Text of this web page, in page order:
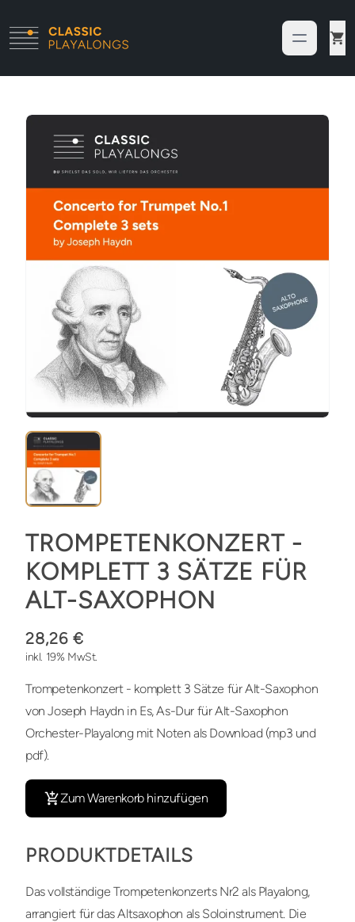
TROMPETENKONZERT -
KOMPLETT 3 SÄTZE FÜR
ALT-SAXOPHON
28,26 €
inkl. 19% MwSt.
Trompetenkonzert - komplett 3 Sätze für Alt-Saxophon
von Joseph Haydn in Es, As-Dur für Alt-Saxophon
Orchester-Playalong mit Noten als Download (mp3 und
pdf).
Zum Warenkorb hinzufügen
PRODUKTDETAILS
Das vollständige Trompetenkonzerts Nr2 als Playalong,
arrangiert für das Altsaxophon als Soloinstrument. Die